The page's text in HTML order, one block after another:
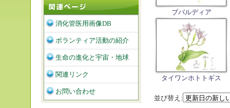
ブバルディア
タイワンホトトギス
並び替え:
消化管医用画像DB
ボランティア活動の紹介
生命の進化と宇宙・地球
関連リンク
お問い合わせ